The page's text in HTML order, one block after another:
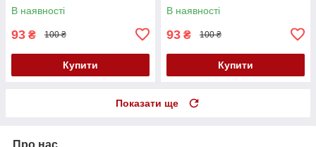
В наявності
93 ₴ 100 ₴
Купити
В наявності
93 ₴ 100 ₴
Купити
Показати ще
Про нас